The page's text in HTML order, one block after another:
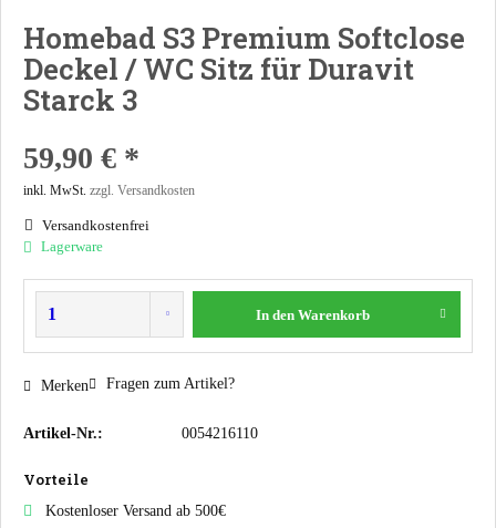
Homebad S3 Premium Softclose
Deckel / WC Sitz für Duravit
Starck 3
59,90 € *
inkl. MwSt. zzgl. Versandkosten
Versandkostenfrei
Lagerware
In den Warenkorb
Merken Fragen zum Artikel?
Artikel-Nr.: 0054216110
Vorteile
Kostenloser Versand ab 500€